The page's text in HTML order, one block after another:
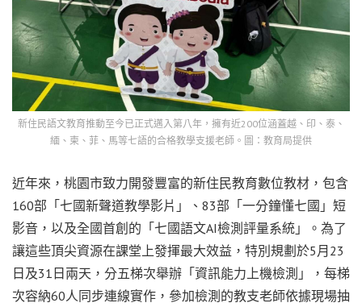
新住民語文教育推動至今已正式邁入第八年，擁有近200位涵蓋越、印、泰、
緬、柬、菲、馬等七語的合格教學支援老師。圖：教育局提供
近年來，桃園市致力開發豐富的新住民教育數位教材，包含
160部「七國新聲道教學影片」、83部「一分鐘懂七國」短
影音，以及全國首創的「七國語文AI檢測評量系統」。為了
讓這些頂尖資源在課堂上發揮最大效益，特別規劃於5月23
日及31日兩天，分五梯次舉辦「資訊能力上機檢測」，每梯
次容納60人同步連線實作，參加檢測的教支老師依據現場抽